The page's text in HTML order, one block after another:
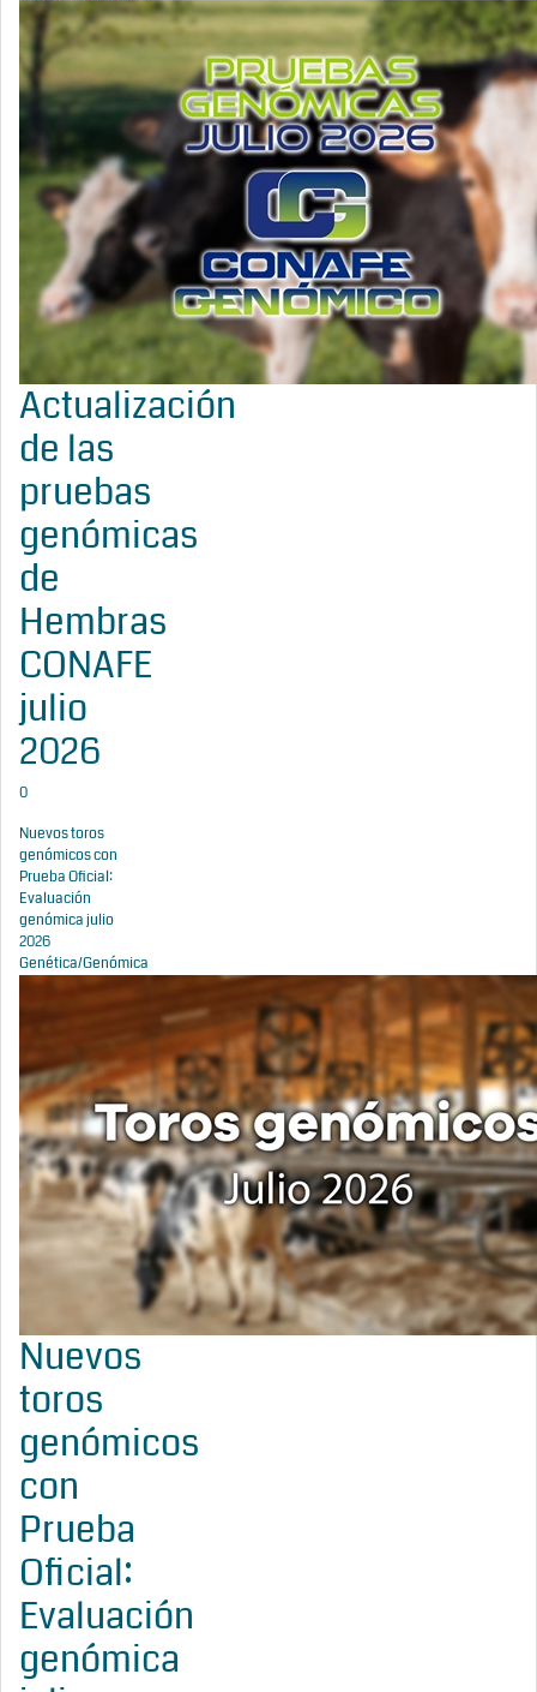
Actualización
de las
pruebas
genómicas
de
Hembras
CONAFE
julio
2026
0
Nuevos toros
genómicos con
Prueba Oficial:
Evaluación
genómica julio
2026
Genética/Genómica
Nuevos
toros
genómicos
con
Prueba
Oficial:
Evaluación
genómica